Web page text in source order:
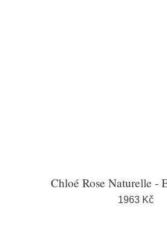
Chloé Rose Naturelle -
1963 Kč